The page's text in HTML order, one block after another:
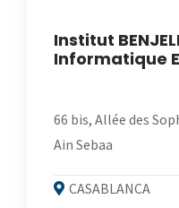
Institut
Informatique
66 bis, Allée des
Ain Sebaa
CASABLANCA